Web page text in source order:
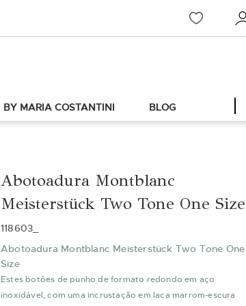
BY MARIA COSTANTINI BLOG
Abotoadura Montblanc
Meisterstück Two Tone One Size
118603_
Abotoadura Montblanc Meisterstück Two Tone One
Size
Estes botões de punho de formato redondo em aço
inoxidável, com uma incrustação em laca marrom-escura